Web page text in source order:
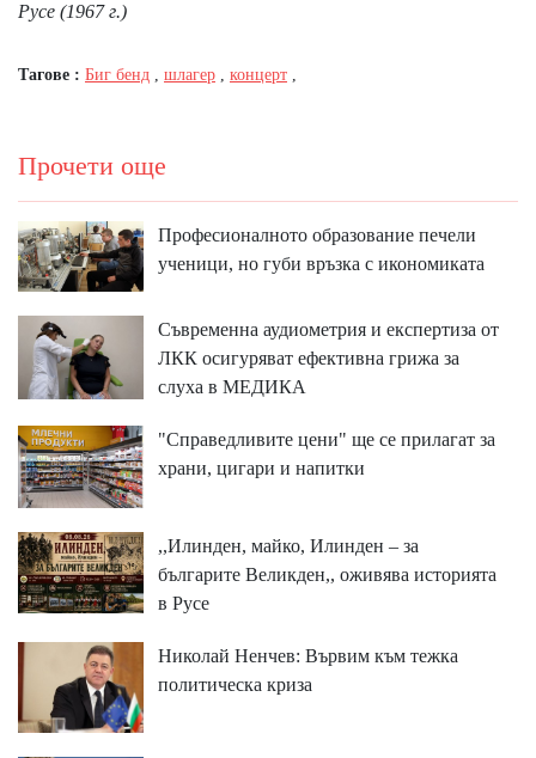
Русе (1967 г.)
Тагове : Биг бенд , шлагер , концерт ,
Прочети още
Професионалното образование печели
ученици, но губи връзка с икономиката
Съвременна аудиометрия и експертиза от
ЛКК осигуряват ефективна грижа за
слуха в МЕДИКА
"Справедливите цени" ще се прилагат за
храни, цигари и напитки
,,Илинден, майко, Илинден – за
българите Великден,, оживява историята
в Русе
Николай Ненчев: Вървим към тежка
политическа криза